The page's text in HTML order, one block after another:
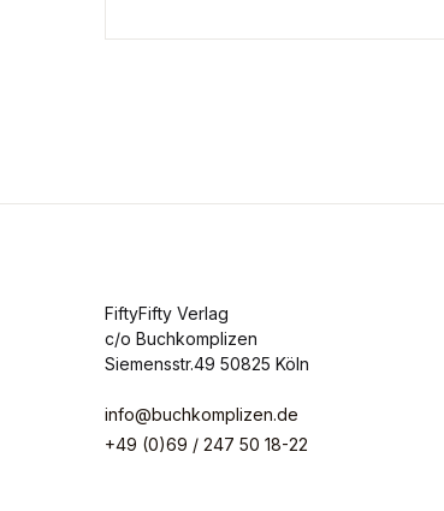
FiftyFifty Verlag
c/o Buchkomplizen
Siemensstr.49 50825 Köln
info@buchkomplizen.de
+49 (0)69 / 247 50 18-22